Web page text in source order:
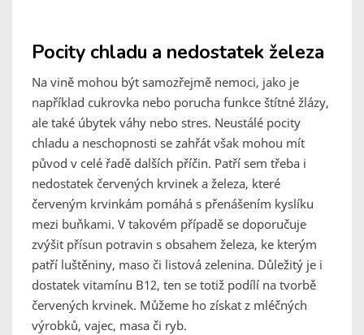
Pocity chladu a nedostatek železa
Na vině mohou být samozřejmě nemoci, jako je
například cukrovka nebo porucha funkce štítné žlázy,
ale také úbytek váhy nebo stres. Neustálé pocity
chladu a neschopnosti se zahřát však mohou mít
původ v celé řadě dalších příčin. Patří sem třeba i
nedostatek červených krvinek a železa, které
červeným krvinkám pomáhá s přenášením kyslíku
mezi buňkami. V takovém případě se doporučuje
zvýšit přísun potravin s obsahem železa, ke kterým
patří luštěniny, maso či listová zelenina. Důležitý je i
dostatek vitamínu B12, ten se totiž podílí na tvorbě
červených krvinek. Můžeme ho získat z mléčných
výrobků, vajec, masa či ryb.